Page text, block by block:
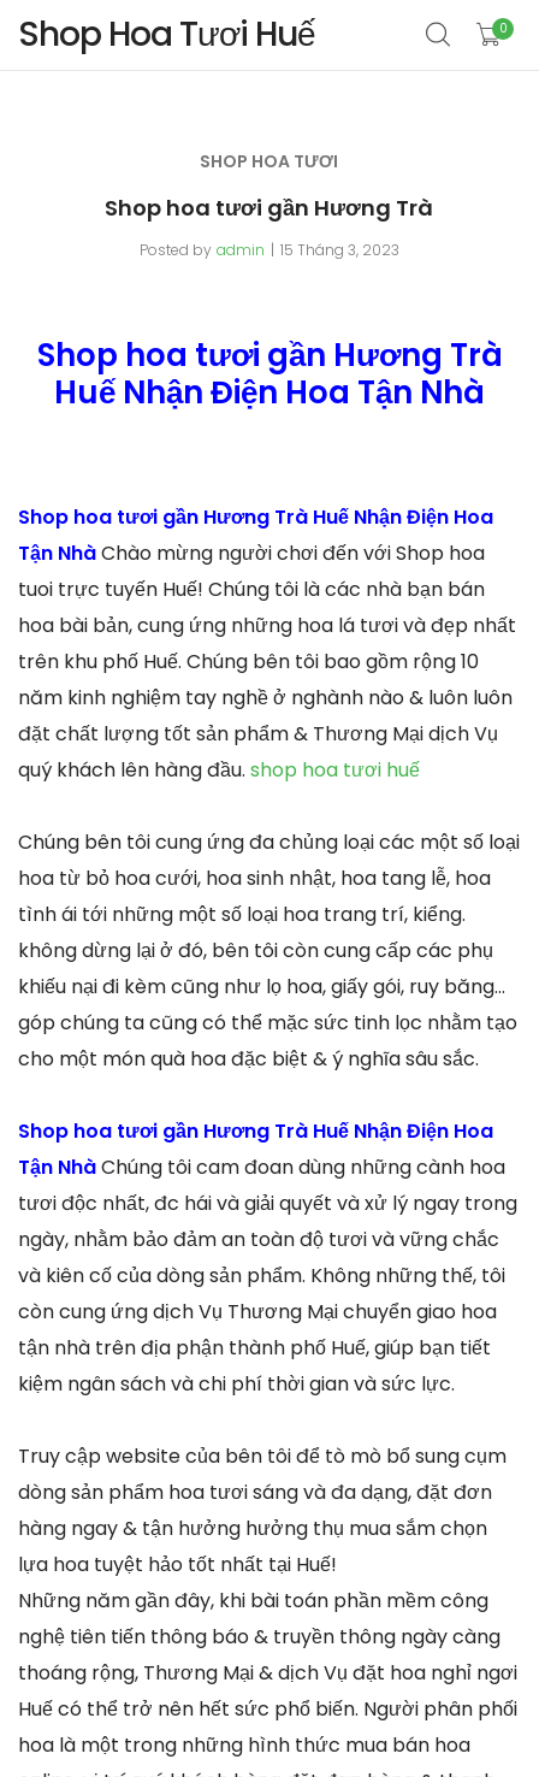
Shop Hoa Tươi Huế 0
SHOP HOA TƯƠI
Shop hoa tươi gần Hương Trà
Posted by admin 15 Tháng 3, 2023
Shop hoa tươi gần Hương Trà
Huế Nhận Điện Hoa Tận Nhà
Shop hoa tươi gần Hương Trà Huế Nhận Điện Hoa
Tận NhàChào mừng người chơi đến với Shop hoa
tuoi trực tuyến Huế! Chúng tôi là các nhà bạn bán
hoa bài bản, cung ứng những hoa lá tươi và đẹp nhất
trên khu phố Huế. Chúng bên tôi bao gồm rộng 10
năm kinh nghiệm tay nghề ở nghành nào & luôn luôn
đặt chất lượng tốt sản phẩm & Thương Mại dịch Vụ
quý khách lên hàng đầu. shop hoa tươi huế
Chúng bên tôi cung ứng đa chủng loại các một số loại
hoa từ bỏ hoa cưới, hoa sinh nhật, hoa tang lễ, hoa
tình ái tới những một số loại hoa trang trí, kiểng.
không dừng lại ở đó, bên tôi còn cung cấp các phụ
khiếu nại đi kèm cũng như lọ hoa, giấy gói, ruy băng…
góp chúng ta cũng có thể mặc sức tinh lọc nhằm tạo
cho một món quà hoa đặc biệt & ý nghĩa sâu sắc.
Shop hoa tươi gần Hương Trà Huế Nhận Điện Hoa
Tận NhàChúng tôi cam đoan dùng những cành hoa
tươi độc nhất, đc hái và giải quyết và xử lý ngay trong
ngày, nhằm bảo đảm an toàn độ tươi và vững chắc
và kiên cố của dòng sản phẩm. Không những thế, tôi
còn cung ứng dịch Vụ Thương Mại chuyển giao hoa
tận nhà trên địa phận thành phố Huế, giúp bạn tiết
kiệm ngân sách và chi phí thời gian và sức lực.
Truy cập website của bên tôi để tò mò bổ sung cụm
dòng sản phẩm hoa tươi sáng và đa dạng, đặt đơn
hàng ngay & tận hưởng hưởng thụ mua sắm chọn
lựa hoa tuyệt hảo tốt nhất tại Huế!
Những năm gần đây, khi bài toán phần mềm công
nghệ tiên tiến thông báo & truyền thông ngày càng
thoáng rộng, Thương Mại & dịch Vụ đặt hoa nghỉ ngơi
Huế có thể trở nên hết sức phổ biến. Người phân phối
hoa là một trong những hình thức mua bán hoa